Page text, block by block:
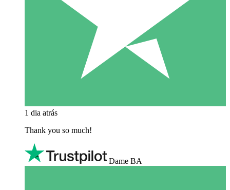
1 dia atrás
Thank you so much!
Dame BA